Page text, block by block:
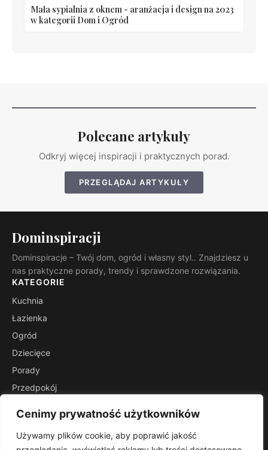
Cenimy prywatność użytkowników
Używamy plików cookie, aby poprawić jakość
Mała sypialnia z oknem - aranżacja i design na 2023
w kategorii Dom i Ogród
Polecane artykuły
Odkryj więcej inspiracji i praktycznych porad.
PRZEGLĄDAJ ARTYKUŁY
Dominspiracji
Dominspiracje – Twój dom, ogród i własny styl.. Znajdziesz u
nas praktyczne porady, trendy i sprawdzone rozwiązania.
KATEGORIE
Kuchnia
Łazienka
Ogród
Dziecięce
Porady
Przedpokój
INFORMACJE